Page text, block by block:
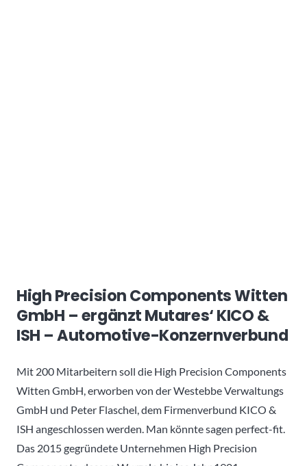
High Precision Components Witten
GmbH – ergänzt Mutares‘ KICO &
ISH – Automotive-Konzernverbund
Mit 200 Mitarbeitern soll die High Precision Components
Witten GmbH, erworben von der Westebbe Verwaltungs
GmbH und Peter Flaschel, dem Firmenverbund KICO &
ISH angeschlossen werden. Man könnte sagen perfect-fit.
Das 2015 gegründete Unternehmen High Precision